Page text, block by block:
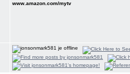
www.amazon.com/mytv